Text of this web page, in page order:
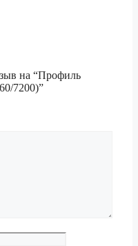
на “Профиль
7200)”